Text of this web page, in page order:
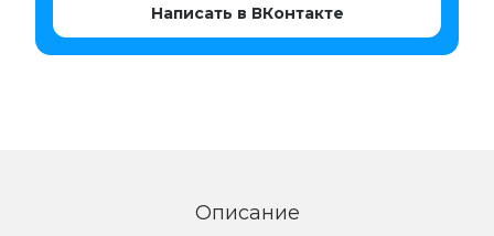
Написать в ВКонтакте
Описание